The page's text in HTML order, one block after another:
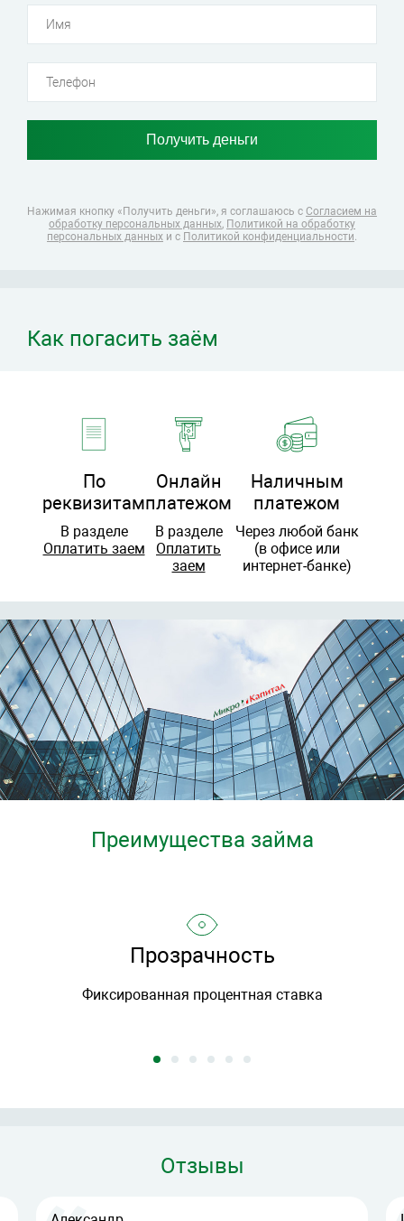
Нажимая кнопку «Получить деньги», я соглашаюсь с Согласием на
обработку персональных данных, Политикой на обработку
персональных данных и с Политикой конфиденциальности.
Как погасить заём
По
реквизитам
В разделе
Оплатить заем
Онлайн
платежом
В разделе
Оплатить
заем
Наличным
платежом
Через любой банк
(в офисе или
интернет-банке)
Преимущества займа
Прозрачность
Фиксированная процентная ставка
Отзывы